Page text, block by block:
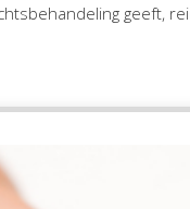
geeft,